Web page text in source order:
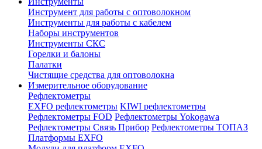
Инструмент для работы с оптоволокном
Инструменты для работы с кабелем
Наборы инструментов
Инструменты СКС
Горелки и балоны
Палатки
Чистящие средства для оптоволокна
Измерительное оборудование
Рефлектометры
EXFO рефлектометры KIWI рефлектометры
Рефлектометры FOD Рефлектометры Yokogawa
Рефлектометры Связь Прибор Рефлектометры ТОПАЗ
Платформы EXFO